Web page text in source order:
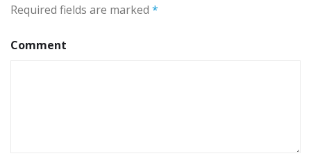
Required fields are marked *
Comment